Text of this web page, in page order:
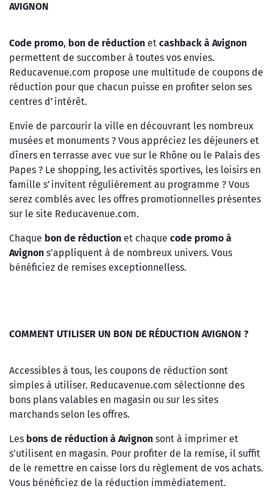
AVIGNON
Code promo, bon de réduction et cashback à Avignon
permettent de succomber à toutes vos envies.
Reducavenue.com propose une multitude de coupons de
réduction pour que chacun puisse en profiter selon ses
centres d’intérêt.
Envie de parcourir la ville en découvrant les nombreux
musées et monuments ? Vous appréciez les déjeuners et
dîners en terrasse avec vue sur le Rhône ou le Palais des
Papes ? Le shopping, les activités sportives, les loisirs en
famille s’invitent régulièrement au programme ? Vous
serez comblés avec les offres promotionnelles présentes
sur le site Reducavenue.com.
Chaque bon de réduction et chaque code promo à
Avignon s’appliquent à de nombreux univers. Vous
bénéficiez de remises exceptionnelless.
COMMENT UTILISER UN BON DE RÉDUCTION AVIGNON ?
Accessibles à tous, les coupons de réduction sont
simples à utiliser. Reducavenue.com sélectionne des
bons plans valables en magasin ou sur les sites
marchands selon les offres.
Les bons de réduction à Avignon sont à imprimer et
s’utilisent en magasin. Pour profiter de la remise, il suffit
de le remettre en caisse lors du règlement de vos achats.
Vous bénéficiez de la réduction immédiatement.